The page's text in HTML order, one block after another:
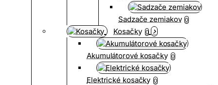
Sadzače zemiakov 0
Kosačky 0
Akumulátorové kosačky 0
Elektrické kosačky 0